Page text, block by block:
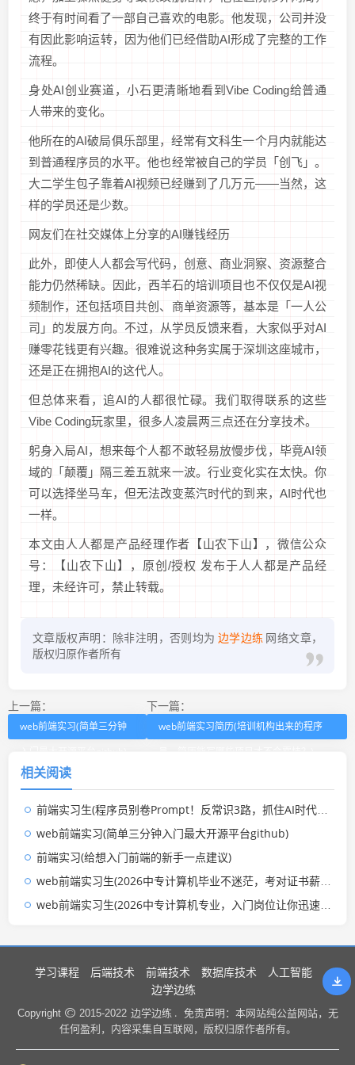
终于有时间看了一部自己喜欢的电影。他发现，公司并没
有因此影响运转，因为他们已经借助AI形成了完整的工作
流程。
身处AI创业赛道，小石更清晰地看到Vibe Coding给普通
人带来的变化。
他所在的AI破局俱乐部里，经常有文科生一个月内就能达
到普通程序员的水平。他也经常被自己的学员「创飞」。
大二学生包子靠着AI视频已经赚到了几万元——当然，这
样的学员还是少数。
网友们在社交媒体上分享的AI赚钱经历
此外，即使人人都会写代码，创意、商业洞察、资源整合
能力仍然稀缺。因此，西羊石的培训项目也不仅仅是AI视
频制作，还包括项目共创、商单资源等，基本是「一人公
司」的发展方向。不过，从学员反馈来看，大家似乎对AI
赚零花钱更有兴趣。很难说这种务实属于深圳这座城市，
还是正在拥抱AI的这代人。
但总体来看，追AI的人都很忙碌。我们取得联系的这些
Vibe Coding玩家里，很多人凌晨两三点还在分享技术。
躬身入局AI，想来每个人都不敢轻易放慢步伐，毕竟AI领
域的「颠覆」隔三差五就来一波。行业变化实在太快。你
可以选择坐马车，但无法改变蒸汽时代的到来，AI时代也
一样。
本文由人人都是产品经理作者【山农下山】，微信公众
号：【山农下山】，原创/授权 发布于人人都是产品经
理，未经许可，禁止转载。
文章版权声明：除非注明，否则均为 边学边练 网络文章，
版权归原作者所有
上一篇：
web前端实习(简单三分钟
下一篇：
web前端实习简历(培训机构出来的程序
相关阅读
前端实习生(程序员别卷Prompt！反常识3路，抓住AI时代真正机会！)
web前端实习(简单三分钟入门最大开源平台github)
前端实习(给想入门前端的新手一点建议)
web前端实习生(2026中专计算机毕业不迷茫，考对证书薪资翻倍)
web前端实习生(2026中专计算机专业，入门岗位让你迅速站稳脚跟！)
学习课程 后端技术 前端技术 数据库技术
人工智能
边学边练
Copyright 2015-2022 边学边练 .
免责声明：本网站纯公益网站，无
任何盈利，内容采集自互联网，版权归原作者所有。